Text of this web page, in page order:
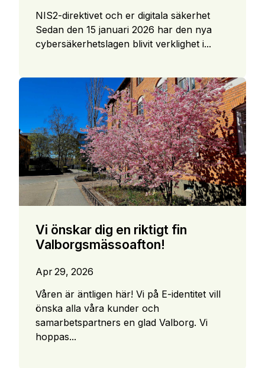
NIS2-direktivet och er digitala säkerhet
Sedan den 15 januari 2026 har den nya
cybersäkerhetslagen blivit verklighet i...
Vi önskar dig en riktigt fin
Valborgsmässoafton!
Apr 29, 2026
Våren är äntligen här! Vi på E-identitet vill
önska alla våra kunder och
samarbetspartners en glad Valborg. Vi
hoppas...